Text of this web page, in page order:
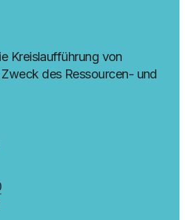
Kreislaufführung von
des Ressourcen- und